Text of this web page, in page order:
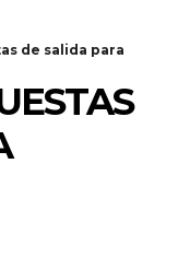
de salida para